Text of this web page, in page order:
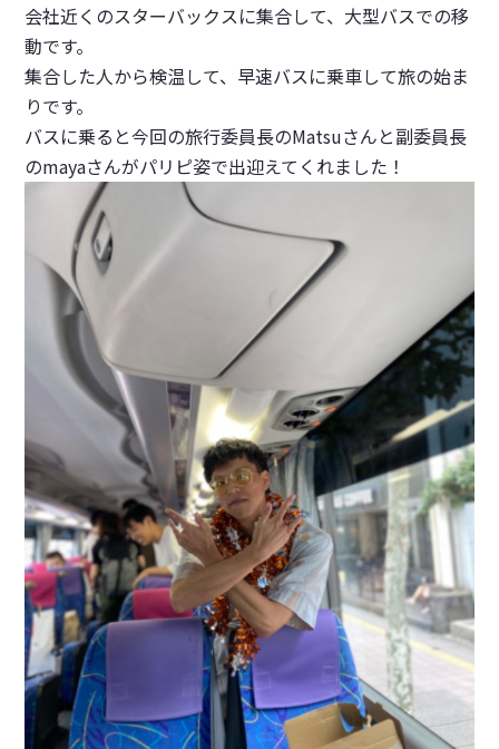
会社近くのスターバックスに集合して、大型バスでの移
動です。
集合した人から検温して、早速バスに乗車して旅の始ま
りです。
バスに乗ると今回の旅行委員長のMatsuさんと副委員長
のmayaさんがパリピ姿で出迎えてくれました！